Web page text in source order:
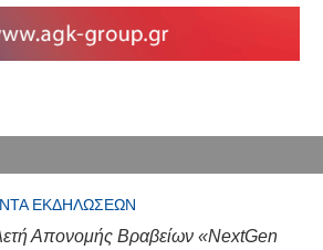
ΕΚΔΗΛΏΣΕΩΝ
Απονομής Βραβείων «NextGen